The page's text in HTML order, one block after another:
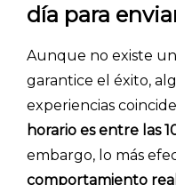
día para
Aunque no existe
garantice el éxito,
experiencias
horario es entre las
embargo, lo más
comportamiento